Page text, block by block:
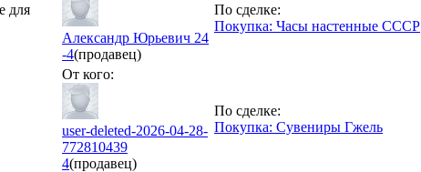
для
Александр Юрьевич 24
-4(продавец)
По сделке:
Покупка: Часы настенные СССР
От кого:
user-deleted-2026-04-28-
772810439
4(продавец)
По сделке:
Покупка: Сувениры Гжель